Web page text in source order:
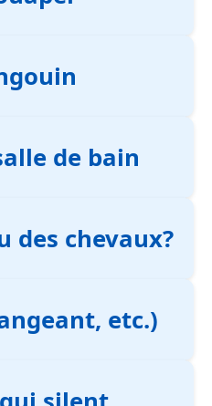
de bain
des chevaux?
etc.)